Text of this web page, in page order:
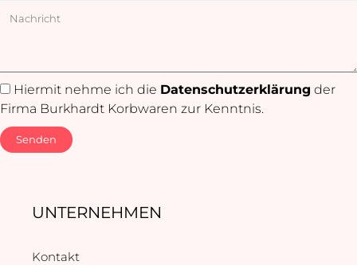
Hiermit nehme ich die Datenschutzerklärung der
Firma Burkhardt Korbwaren zur Kenntnis.
Senden
UNTERNEHMEN
Kontakt